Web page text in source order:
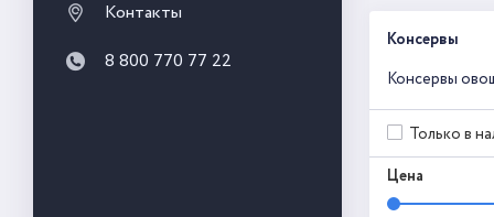
Контакты
8 800 770 77 22
Консервы
Консервы
Только в
Цена